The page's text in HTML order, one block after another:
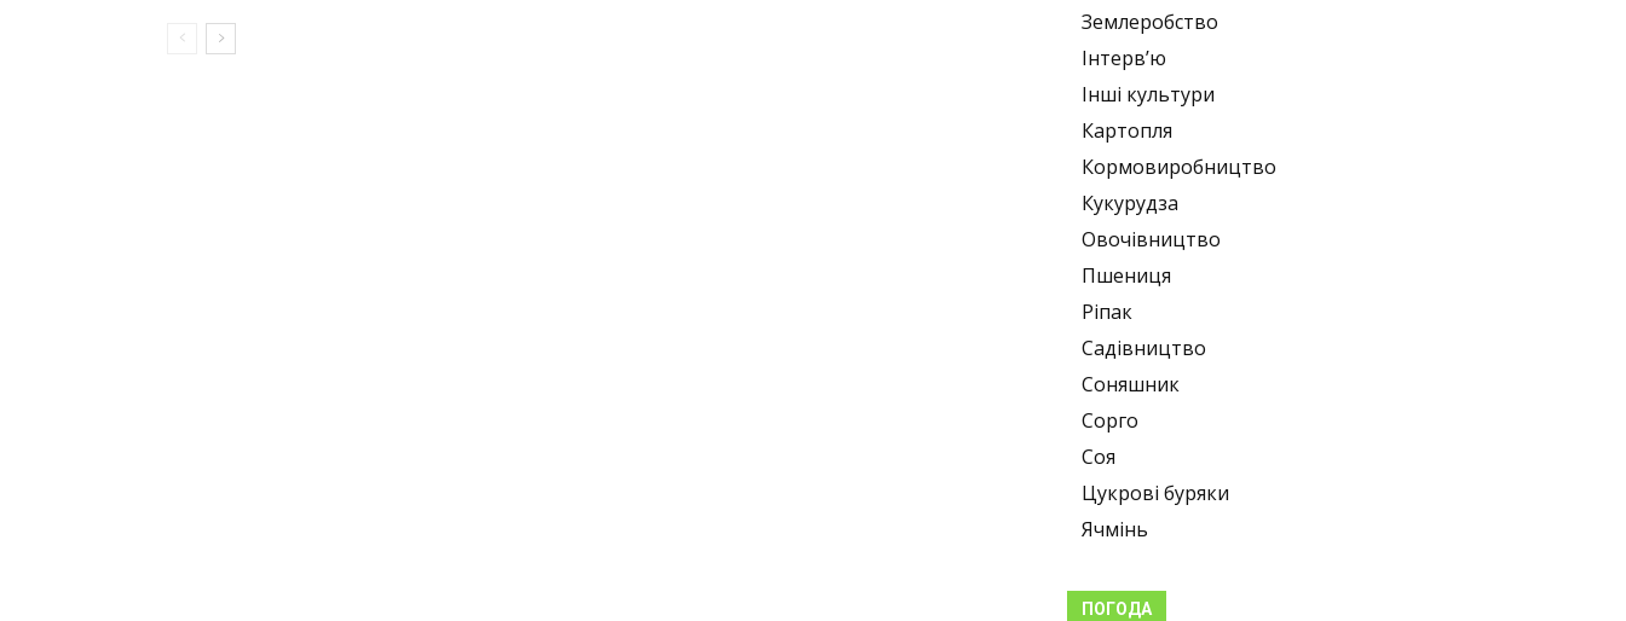
Землеробство
Інтерв’ю
Інші культури
Картопля
Кормовиробництво
Кукурудза
Овочівництво
Пшениця
Ріпак
Садівництво
Соняшник
Сорго
Соя
Цукрові буряки
Ячмінь
ПОГОДА